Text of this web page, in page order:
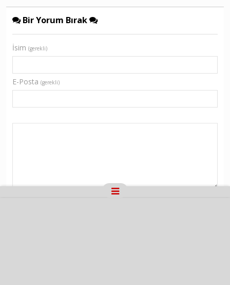
Bir Yorum Bırak
İsim (gerekli)
E-Posta (gerekli)